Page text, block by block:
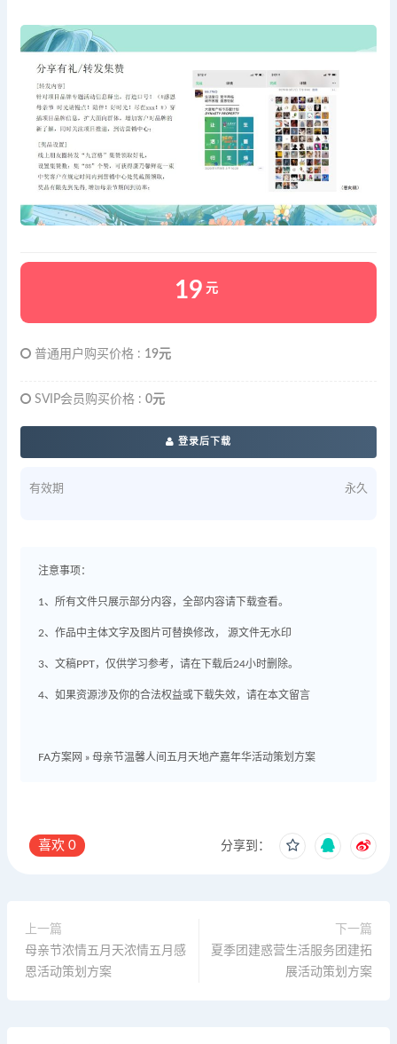
19 元
普通用户购买价格 : 19元
SVIP会员购买价格 : 0元
登录后下载
有效期 永久
注意事项：
1、所有文件只展示部分内容，全部内容请下载查看。
2、作品中主体文字及图片可替换修改， 源文件无水印
3、文稿PPT，仅供学习参考，请在下载后24小时删除。
4、如果资源涉及你的合法权益或下载失效，请在本文留言
FA方案网 » 母亲节温馨人间五月天地产嘉年华活动策划方案
喜欢 0 分享到：
上一篇
母亲节浓情五月天浓情五月感
恩活动策划方案
下一篇
夏季团建惑营生活服务团建拓
展活动策划方案